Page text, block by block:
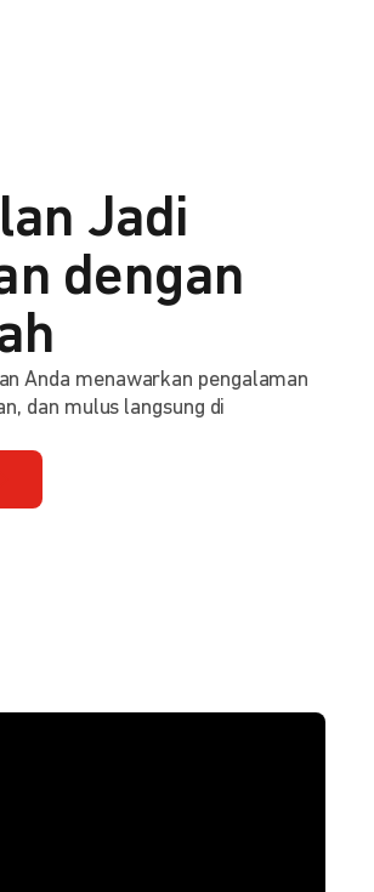
Jadi
dengan
Anda menawarkan pengalaman
dan mulus langsung di